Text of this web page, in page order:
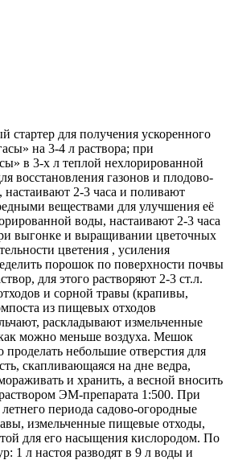
для получения ускоренного
на 3-4 л раствора; при
в 3-х л теплой нехлорированной
восстановления газонов и плодово-
настаивают 2-3 часа и поливают
веществами для улучшения её
воды, настаивают 2-3 часа
выгонке и выращивании цветочных
цветения , усиления
порошок по поверхности почвы
для этого растворяют 2-3 ст.л.
и сорной травы (крапивы,
из пищевых отходов
раскладывают измельченные
можно меньше воздуха. Мешок
небольшие отверстия для
скапливающаяся на дне ведра,
и хранить, а весной вносить
ЭМ-препарата 1:500. При
периода садово-огородные
измельченные пищевые отходы,
для его насыщения кислородом. По
1 л настоя разводят в 9 л воды и